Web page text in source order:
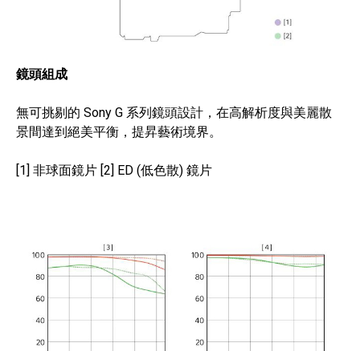
鏡頭組成
無可挑剔的 Sony G 系列鏡頭設計，在高解析度與美麗散
景間達到絕美平衡，提昇藝術境界。
[1] 非球面鏡片 [2] ED (低色散) 鏡片